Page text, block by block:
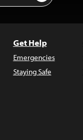
Get Help
Emergencies
Staying Safe